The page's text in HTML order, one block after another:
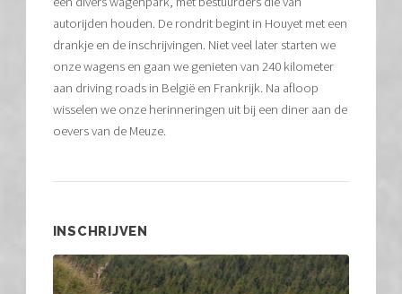
autorijden houden. De rondrit begint in Houyet met een
drankje en de inschrijvingen. Niet veel later starten we
onze wagens en gaan we genieten van 240 kilometer
aan driving roads in België en Frankrijk. Na afloop
wisselen we onze herinneringen uit bij een diner aan de
oevers van de Meuze.
INSCHRIJVEN